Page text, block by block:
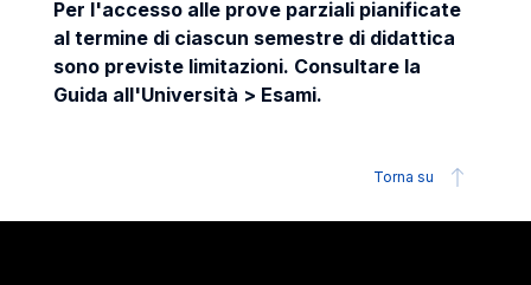
Per l'accesso alle prove parziali pianificate
al termine di ciascun semestre di didattica
sono previste limitazioni. Consultare la
Guida all'Università > Esami.
Torna su